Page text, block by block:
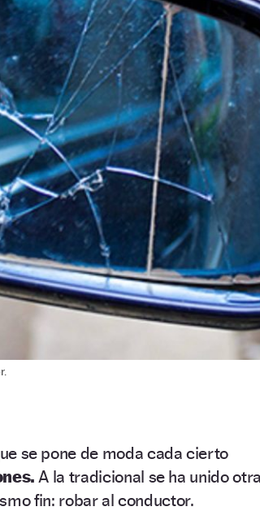
se pone de moda cada cierto
A la tradicional se ha unido
fin: robar al conductor.